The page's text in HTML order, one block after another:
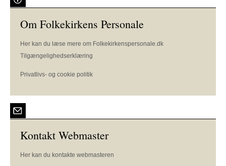
Om Folkekirkens Personale
Her kan du læse mere om Folkekirkenspersonale.dk
Tilgængelighedserklæring
Privatlivs- og cookie politik
Kontakt Webmaster
Her kan du kontakte webmasteren